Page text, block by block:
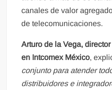
canales de valor
de telecomunicaciones.
Arturo de la Vega,
en Intcomex México,
conjunto para atender
distribuidores e